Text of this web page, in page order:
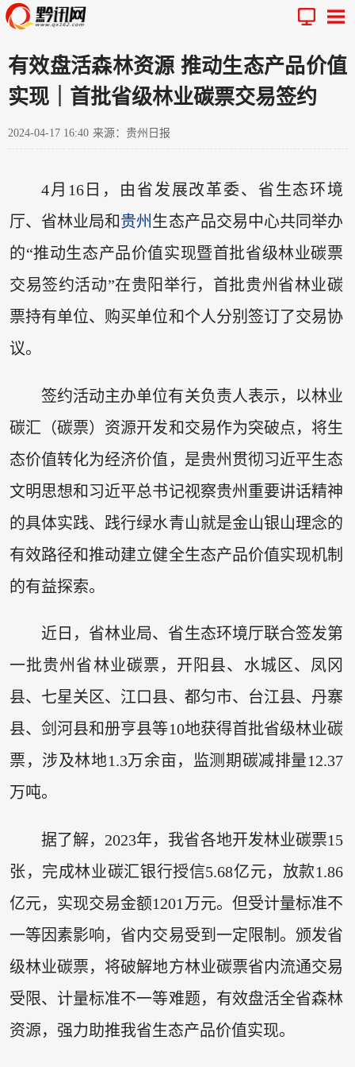
有效盘活森林资源 推动生态产品价值
实现｜首批省级林业碳票交易签约
2024-04-17 16:40 来源：贵州日报
4月16日，由省发展改革委、省生态环境
厅、省林业局和贵州 生态产品交易中心共同举办
的“推动生态产品价值实现暨首批省级林业碳票
交易签约活动”在贵阳举行，首批贵州省林业碳
票持有单位、购买单位和个人分别签订了交易协
议。
签约活动主办单位有关负责人表示，以林业
碳汇（碳票）资源开发和交易作为突破点，将生
态价值转化为经济价值，是贵州贯彻习近平生态
文明思想和习近平总书记视察贵州重要讲话精神
的具体实践、践行绿水青山就是金山银山理念的
有效路径和推动建立健全生态产品价值实现机制
的有益探索。
近日，省林业局、省生态环境厅联合签发第
一批贵州省林业碳票，开阳县、水城区、凤冈
县、七星关区、江口县、都匀市、台江县、丹寨
县、剑河县和册亨县等10地获得首批省级林业碳
票，涉及林地1.3万余亩，监测期碳减排量12.37
万吨。
据了解，2023年，我省各地开发林业碳票15
张，完成林业碳汇银行授信5.68亿元，放款1.86
亿元，实现交易金额1201万元。但受计量标准不
一等因素影响，省内交易受到一定限制。颁发省
级林业碳票，将破解地方林业碳票省内流通交易
受限、计量标准不一等难题，有效盘活全省森林
资源，强力助推我省生态产品价值实现。